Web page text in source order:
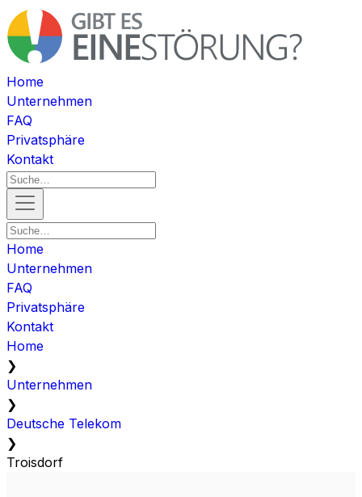
Home
Unternehmen
FAQ
Privatsphäre
Kontakt
Home
Unternehmen
FAQ
Privatsphäre
Kontakt
Home
❯
Unternehmen
❯
Deutsche Telekom
❯
Troisdorf